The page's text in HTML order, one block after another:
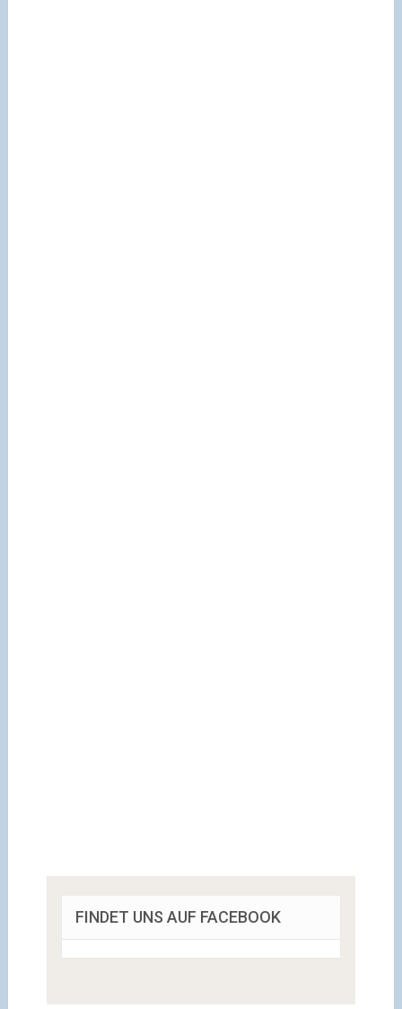
FINDET UNS AUF FACEBOOK